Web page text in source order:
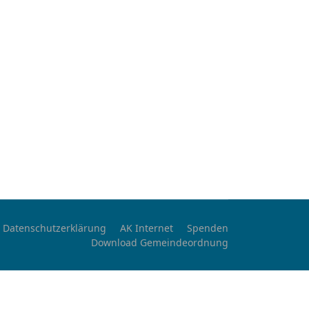
Datenschutzerklärung AK Internet
Spenden
Download Gemeindeordnung